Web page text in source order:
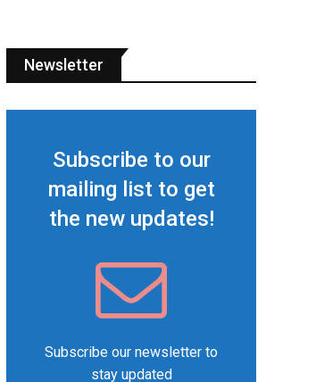
Newsletter
Subscribe to our
mailing list to get
the new updates!
Subscribe our newsletter to
stay updated